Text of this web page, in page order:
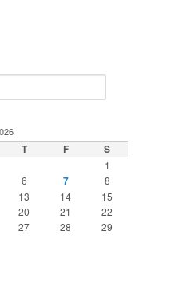
T F S
1
6 7
8
13 14
15
20 21
22
27 28
29